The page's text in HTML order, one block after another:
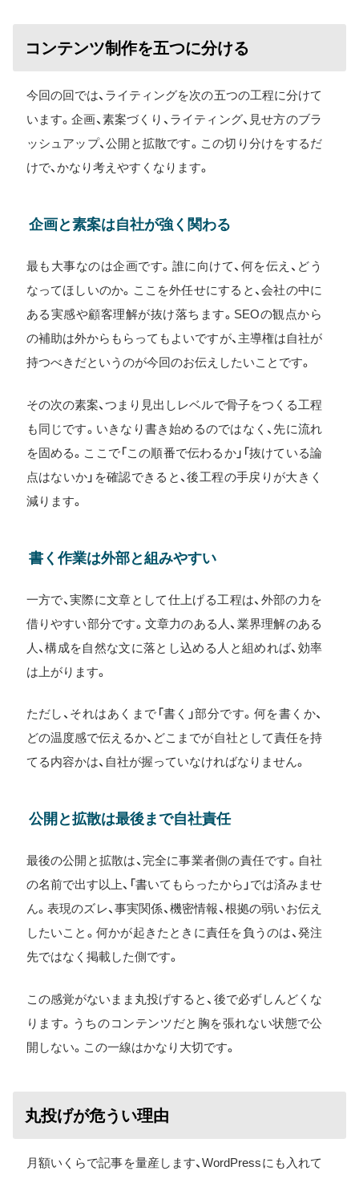
コンテンツ制作を五つに分ける
今回の回では、ライティングを次の五つの工程に分けて
います。企画、素案づくり、ライティング、見せ方のブラ
ッシュアップ、公開と拡散です。この切り分けをするだ
けで、かなり考えやすくなります。
企画と素案は自社が強く関わる
最も大事なのは企画です。誰に向けて、何を伝え、どう
なってほしいのか。ここを外任せにすると、会社の中に
ある実感や顧客理解が抜け落ちます。SEOの観点から
の補助は外からもらってもよいですが、主導権は自社が
持つべきだというのが今回のお伝えしたいことです。
その次の素案、つまり見出しレベルで骨子をつくる工程
も同じです。いきなり書き始めるのではなく、先に流れ
を固める。ここで「この順番で伝わるか」「抜けている論
点はないか」を確認できると、後工程の手戻りが大きく
減ります。
書く作業は外部と組みやすい
一方で、実際に文章として仕上げる工程は、外部の力を
借りやすい部分です。文章力のある人、業界理解のある
人、構成を自然な文に落とし込める人と組めれば、効率
は上がります。
ただし、それはあくまで「書く」部分です。何を書くか、
どの温度感で伝えるか、どこまでが自社として責任を持
てる内容かは、自社が握っていなければなりません。
公開と拡散は最後まで自社責任
最後の公開と拡散は、完全に事業者側の責任です。自社
の名前で出す以上、「書いてもらったから」では済みませ
ん。表現のズレ、事実関係、機密情報、根拠の弱いお伝え
したいこと。何かが起きたときに責任を負うのは、発注
先ではなく掲載した側です。
この感覚がないまま丸投げすると、後で必ずしんどくな
ります。うちのコンテンツだと胸を張れない状態で公
開しない。この一線はかなり大切です。
丸投げが危うい理由
月額いくらで記事を量産します、WordPressにも入れて